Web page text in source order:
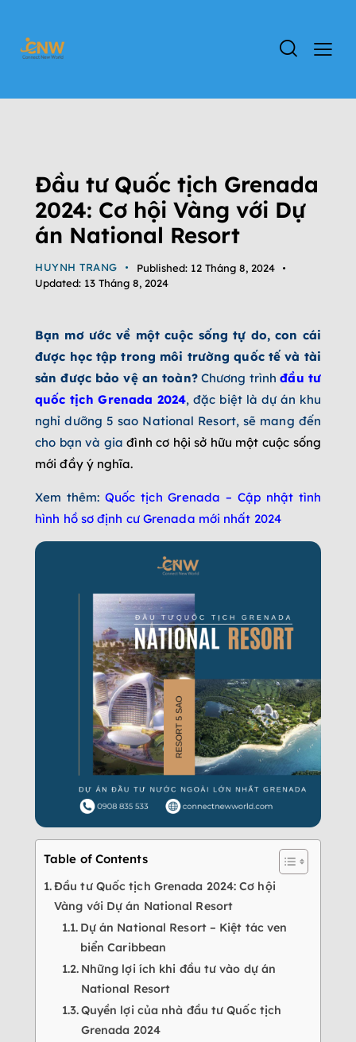
Đầu tư Quốc tịch Grenada
2024: Cơ hội Vàng với Dự
án National Resort
HUYNH TRANG Published: 12 Tháng 8, 2024
Updated: 13 Tháng 8, 2024
Bạn mơ ước về một cuộc sống tự do, con cái
được học tập trong môi trường quốc tế và tài
sản được bảo vệ an toàn?Chương trìnhđầu tư
quốc tịch Grenada 2024, đặc biệt là dự án khu
nghỉ dưỡng 5 sao National Resort, sẽ mang đến
cho bạn và giađình cơ hội sở hữu một cuộc sống
mới đầy ý nghĩa.
Xem thêm:Quốc tịch Grenada – Cập nhật tình
hình hồ sơ định cư Grenada mới nhất 2024
Table of Contents
Đầu tư Quốc tịch Grenada 2024: Cơ hội
Vàng với Dự án National Resort
Dự án National Resort – Kiệt tác ven
biển Caribbean
Những lợi ích khi đầu tư vào dự án
National Resort
Quyền lợi của nhà đầu tư Quốc tịch
Grenada 2024